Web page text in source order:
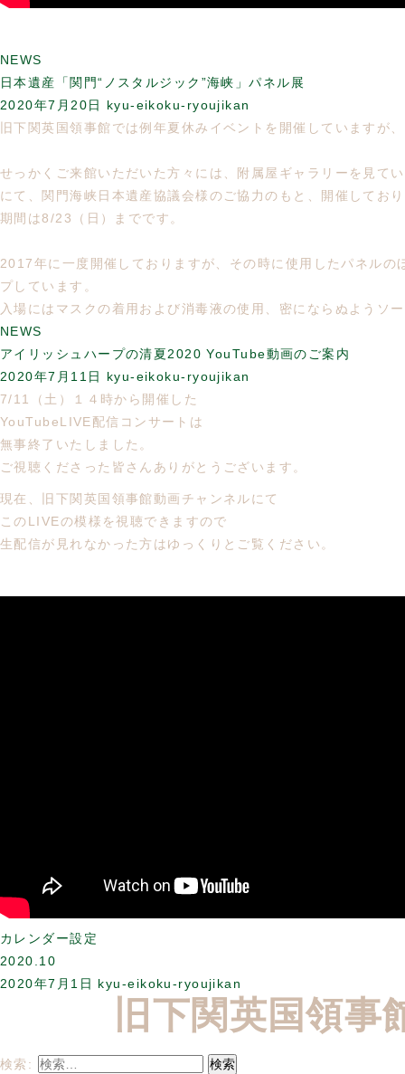
NEWS
日本遺産「関門“ノスタルジック”海峡」パネル展
2020年7月20日
kyu-eikoku-ryoujikan
旧下関英国領事館では例年夏休みイベントを開催しています
せっかくご来館いただいた方々には、附属屋ギャラリーを見て
にて、関門海峡日本遺産協議会様のご協力のもと、開催してお
期間は8/23（日）までです。
2017年に一度開催しておりますが、その時に使用したパネル
プしています。
入場にはマスクの着用および消毒液の使用、密にならぬようソ
NEWS
アイリッシュハープの清夏2020 YouTube動画のご案内
2020年7月11日
kyu-eikoku-ryoujikan
7/11（土）１４時から開催した
YouTubeLIVE配信コンサートは
無事終了いたしました。
ご視聴くださった皆さんありがとうございます。
現在、旧下関英国領事館動画チャンネルにて
このLIVEの模様を視聴できますので
生配信が見れなかった方はゆっくりとご覧ください。
カレンダー設定
2020.10
2020年7月1日 kyu-eikoku-ryoujikan
旧下関英国領
検索: